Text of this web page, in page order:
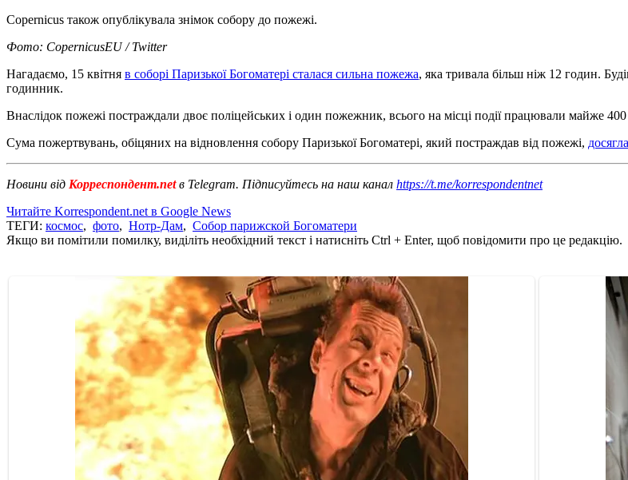
Copernicus також опублікувала знімок собору до пожежі.
Фото: CopernicusEU / Twitter
Нагадаємо, 15 квітня в соборі Паризької Богоматері сталася сильна пожежа, яка тривала більш ніж 12 годин.
годинник.
Внаслідок пожежі постраждали двоє поліцейських і один пожежник, всього на місці події працювали майже 400
Сума пожертвувань, обіцяних на відновлення собору Паризької Богоматері, який постраждав від пожежі,
Новини від Корреспондент.netв Telegram. Підписуйтесь на наш канал https://t.me/korrespondentnet
Читайте Korrespondent.net в Google News
ТЕГИ: космос, фото, Нотр-Дам, Собор парижской Богоматери
Якщо ви помітили помилку, виділіть необхідний текст і натисніть Ctrl + Enter, щоб повідомити про це редакцію.